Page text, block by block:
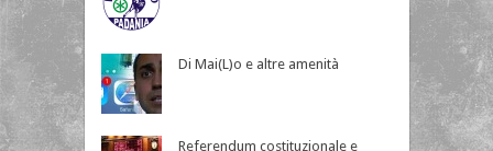
Di Mai(L)o e altre amenità
Referendum costituzionale e